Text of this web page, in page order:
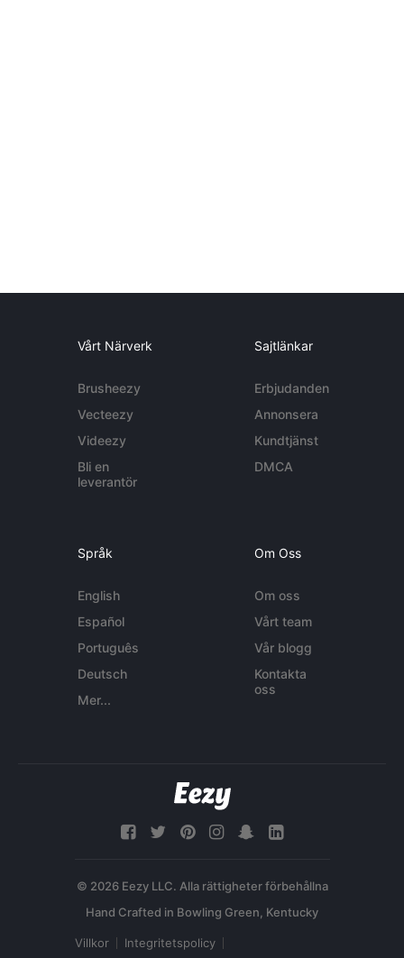
Vårt Närverk
Brusheezy
Vecteezy
Videezy
Bli en
leverantör
Sajtlänkar
Erbjudanden
Annonsera
Kundtjänst
DMCA
Språk
English
Español
Português
Deutsch
Mer...
Om Oss
Om oss
Vårt team
Vår blogg
Kontakta
oss
© 2026 Eezy LLC. Alla rättigheter förbehållna
Villkor Integritetspolicy